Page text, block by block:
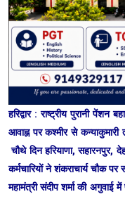
हरिद्वार : राष्ट्रीय पुरानी
आवाह्न पर कश्मीर से कन्याकुमारी
चौथे दिन हरियाणा, सहारनपुर,
कर्मचारियों ने शंकराचार्य चौक
महामंत्री संदीप शर्मा की अगुवाई